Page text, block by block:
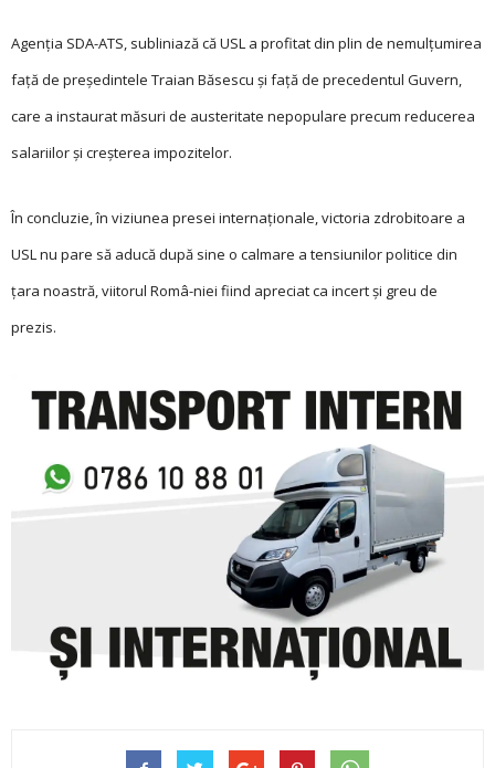
Agenţia SDA-ATS, subliniază că USL a profitat din plin de nemulţumirea
faţă de preşedintele Traian Băsescu şi faţă de precedentul Guvern,
care a instaurat măsuri de austeritate nepopulare precum reducerea
salariilor şi creşterea impozitelor.
În concluzie, în viziunea presei internaționale, victoria zdrobitoare a
USL nu pare să aducă după sine o calmare a tensiunilor politice din
țara noastră, viitorul Româ-niei fiind apreciat ca incert și greu de
prezis.